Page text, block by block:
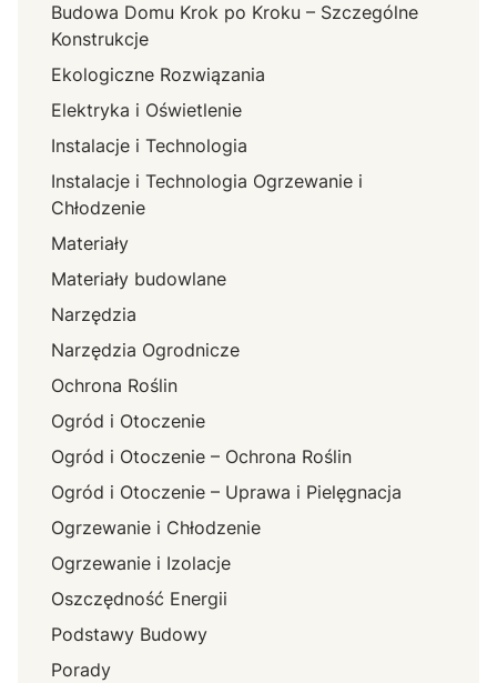
Budowa Domu Krok po Kroku – Szczególne
Konstrukcje
Ekologiczne Rozwiązania
Elektryka i Oświetlenie
Instalacje i Technologia
Instalacje i Technologia Ogrzewanie i
Chłodzenie
Materiały
Materiały budowlane
Narzędzia
Narzędzia Ogrodnicze
Ochrona Roślin
Ogród i Otoczenie
Ogród i Otoczenie – Ochrona Roślin
Ogród i Otoczenie – Uprawa i Pielęgnacja
Ogrzewanie i Chłodzenie
Ogrzewanie i Izolacje
Oszczędność Energii
Podstawy Budowy
Porady